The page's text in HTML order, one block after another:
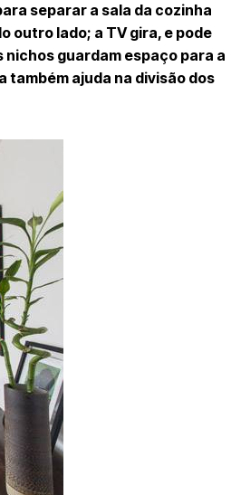
separar a sala da cozinha
outro lado; a TV gira, e pode
guardam espaço para a
também ajuda na divisão dos